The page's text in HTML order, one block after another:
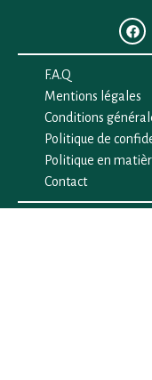
F.A.Q
Mentions légales
Conditions
Politique de
Politique en
Contact